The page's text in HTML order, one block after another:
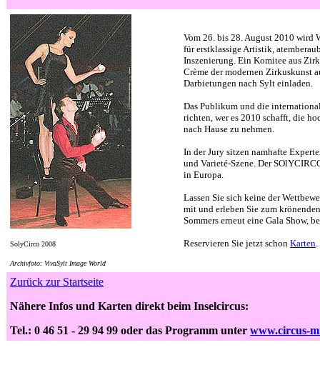
SolyCirco 2008
Archivfoto: VivaSylt Image World
Vom 26. bis 28. August 2010 wird
für erstklassige Artistik,
Inszenierung. Ein Komitee aus
Crème der modernen Zirkuskunst
Darbietungen nach Sylt einladen.
Das Publikum und die
richten, wer es 2010 schafft, die
nach Hause zu nehmen.
In der Jury sitzen namhafte
und Varieté-Szene. Der
in Europa.
Lassen Sie sich keine der
mit und erleben Sie zum
Sommers erneut eine Gala Show,
Reservieren Sie jetzt schon Karten.
Zurück zur Startseite
Nähere Infos und Karten direkt beim Inselcircus:
Tel.: 0 46 51 - 29 94 99 oder das Programm unter www.circus-